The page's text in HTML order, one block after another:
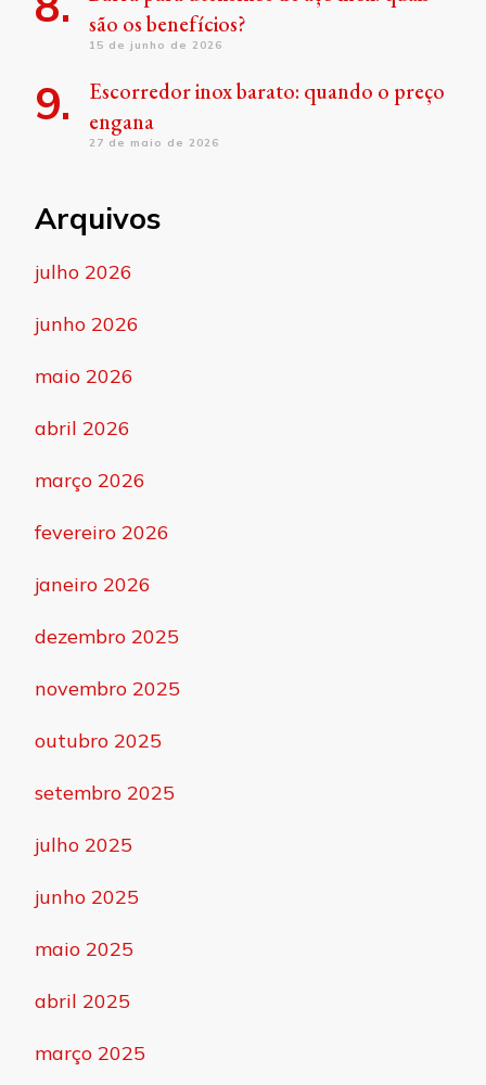
são os benefícios?
15 de junho de 2026
Escorredor inox barato: quando o preço
engana
27 de maio de 2026
Arquivos
julho 2026
junho 2026
maio 2026
abril 2026
março 2026
fevereiro 2026
janeiro 2026
dezembro 2025
novembro 2025
outubro 2025
setembro 2025
julho 2025
junho 2025
maio 2025
abril 2025
março 2025